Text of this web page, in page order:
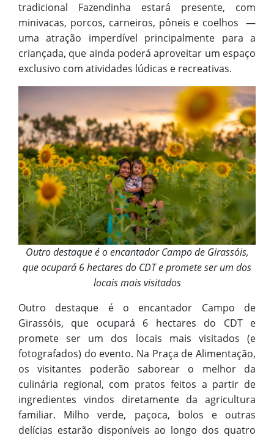
tradicional Fazendinha estará presente, com
minivacas, porcos, carneiros, pôneis e coelhos —
uma atração imperdível principalmente para a
criançada, que ainda poderá aproveitar um espaço
exclusivo com atividades lúdicas e recreativas.
Outro destaque é o encantador Campo de Girassóis,
que ocupará 6 hectares do CDT e promete ser um dos
locais mais visitados
Outro destaque é o encantador Campo de
Girassóis, que ocupará 6 hectares do CDT e
promete ser um dos locais mais visitados (e
fotografados) do evento. Na Praça de Alimentação,
os visitantes poderão saborear o melhor da
culinária regional, com pratos feitos a partir de
ingredientes vindos diretamente da agricultura
familiar. Milho verde, paçoca, bolos e outras
delícias estarão disponíveis ao longo dos quatro